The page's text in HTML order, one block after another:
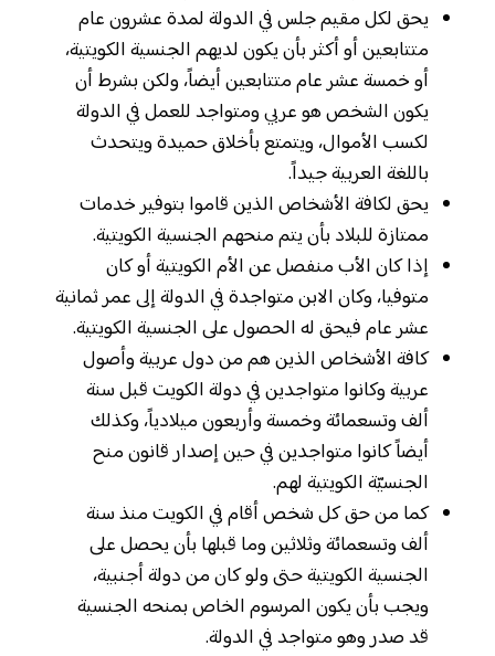
يحق لكل مقيم جلس في الدولة لمدة عشرون عام
متتابعين أو أكثر بأن يكون لديهم الجنسية الكويتية،
أو خمسة عشر عام متتابعين أيضاً، ولكن بشرط أن
يكون الشخص هو عربي ومتواجد للعمل في الدولة
لكسب الأموال، ويتمتع بأخلاق حميدة ويتحدث
باللغة العربية جيداً.
يحق لكافة الأشخاص الذين قاموا بتوفير خدمات
ممتازة للبلاد بأن يتم منحهم الجنسية الكويتية.
إذا كان الأب منفصل عن الأم الكويتية أو كان
متوفيا، وكان الابن متواجدة في الدولة إلى عمر ثمانية
عشر عام فيحق له الحصول على الجنسية الكويتية.
كافة الأشخاص الذين هم من دول عربية وأصول
عربية وكانوا متواجدين في دولة الكويت قبل سنة
ألف وتسعمائة وخمسة وأربعون ميلادياً، وكذلك
أيضاً كانوا متواجدين في حين إصدار قانون منح
الجنسيّة الكويتية لهم.
كما من حق كل شخص أقام في الكويت منذ سنة
ألف وتسعمائة وثلاثين وما قبلها بأن يحصل على
الجنسية الكويتية حتى ولو كان من دولة أجنبية،
ويجب بأن يكون المرسوم الخاص بمنحه الجنسية
قد صدر وهو متواجد في الدولة.